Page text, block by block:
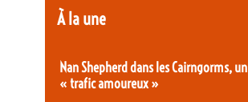
À la une
Nan Shepherd dans les Cairngorms, un
« trafic amoureux »